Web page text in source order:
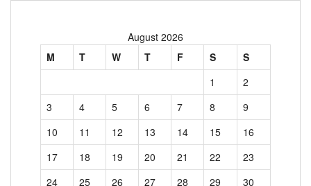
August 2026
M
T W T F S
S
1
2
3
4 5 6 7 8
9
10
11 12 13 14 15
16
17
18 19 20 21 22
23
24
25 26 27 28 29
30